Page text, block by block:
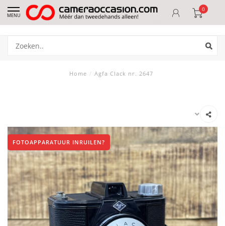
MENU
0
Home / Agfa Clack nr. 2647
FOTOAPPARATUUR INRUILEN?